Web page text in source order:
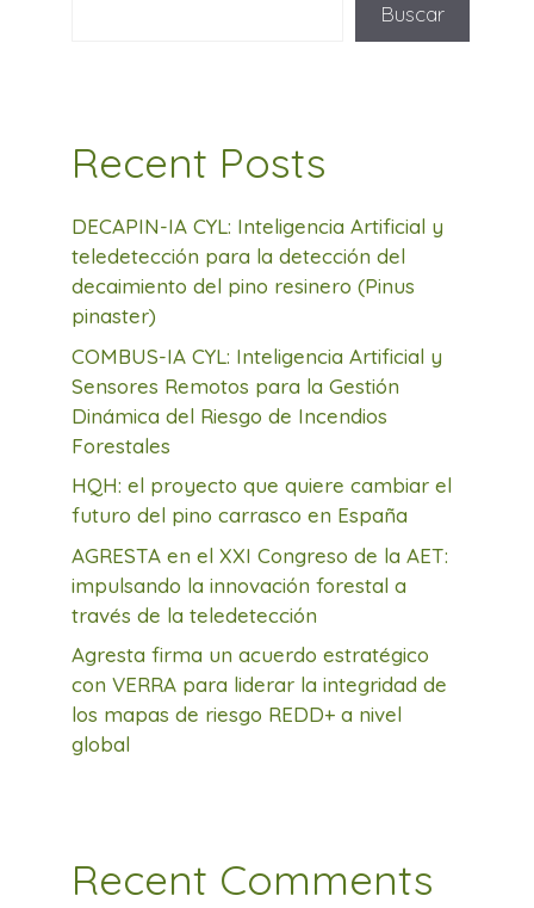
Buscar
Recent Posts
DECAPIN-IA CYL: Inteligencia Artificial y
teledetección para la detección del
decaimiento del pino resinero (Pinus
pinaster)
COMBUS-IA CYL: Inteligencia Artificial y
Sensores Remotos para la Gestión
Dinámica del Riesgo de Incendios
Forestales
HQH: el proyecto que quiere cambiar el
futuro del pino carrasco en España
AGRESTA en el XXI Congreso de la AET:
impulsando la innovación forestal a
través de la teledetección
Agresta firma un acuerdo estratégico
con VERRA para liderar la integridad de
los mapas de riesgo REDD+ a nivel
global
Recent Comments